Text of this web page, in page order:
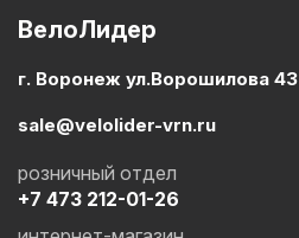
ВелоЛидер
г. Воронеж ул.Ворошилова 43
sale@velolider-vrn.ru
+7 473 212-01-26
розничный отдел